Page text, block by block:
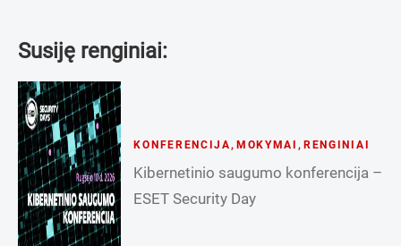
Susiję renginiai:
KONFERENCIJA, MOKYMAI , RENGINIAI
Kibernetinio saugumo konferencija –
ESET Security Day